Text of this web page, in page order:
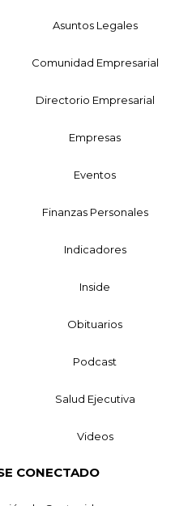
Asuntos Legales
Comunidad Empresarial
Directorio Empresarial
Empresas
Eventos
Finanzas Personales
Indicadores
Inside
Obituarios
Podcast
Salud Ejecutiva
Videos
CONECTADO